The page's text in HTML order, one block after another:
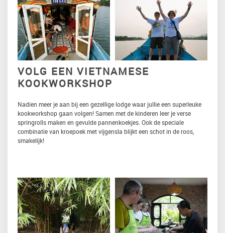
VOLG EEN VIETNAMESE
KOOKWORKSHOP
Nadien meer je aan bij een gezellige lodge waar jullie een superleuke
kookworkshop gaan volgen! Samen met de kinderen leer je verse
springrolls maken en gevulde pannenkoekjes. Ook de speciale
combinatie van kroepoek met vijgensla blijkt een schot in de roos,
smakelijk!